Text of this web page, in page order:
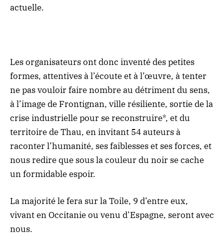
actuelle.
Les organisateurs ont donc inventé des petites
formes, attentives à l’écoute et à l’œuvre, à tenter
ne pas vouloir faire nombre au détriment du sens,
à l’image de Frontignan, ville résiliente, sortie de la
crise industrielle pour se reconstruire*, et du
territoire de Thau, en invitant 54 auteurs à
raconter l’humanité, ses faiblesses et ses forces, et
nous redire que sous la couleur du noir se cache
un formidable espoir.
La majorité le fera sur la Toile, 9 d’entre eux,
vivant en Occitanie ou venu d’Espagne, seront avec
nous.